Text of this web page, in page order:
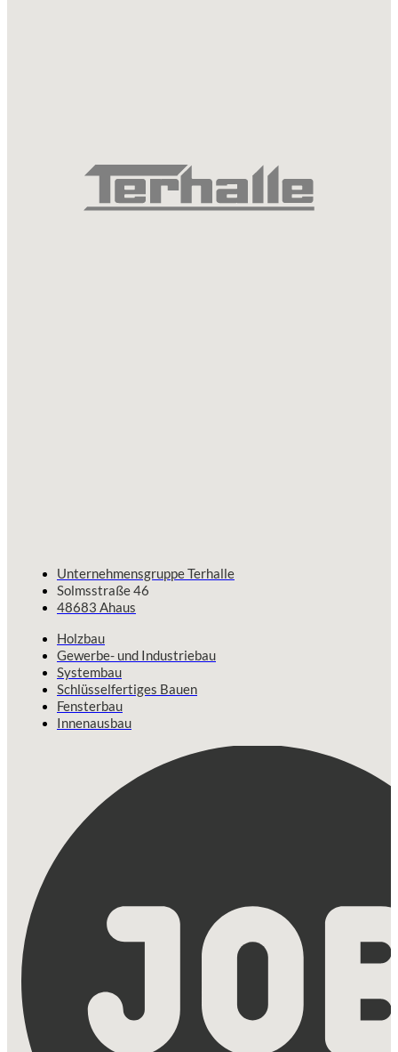
Unternehmensgruppe Terhalle
Solmsstraße 46
48683 Ahaus
Holzbau
Gewerbe- und Industriebau
Systembau
Schlüsselfertiges Bauen
Fensterbau
Innenausbau